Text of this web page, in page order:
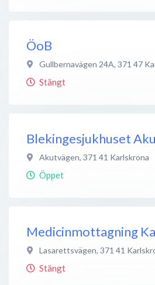
ÖoB
Gullbernavägen 24A, 371 47
Stängt
Blekingesjukhuset
Akutvägen, 371 41 Karlskrona
Öppet
Medicinmottagning
Lasarettsvägen, 371 41
Stängt